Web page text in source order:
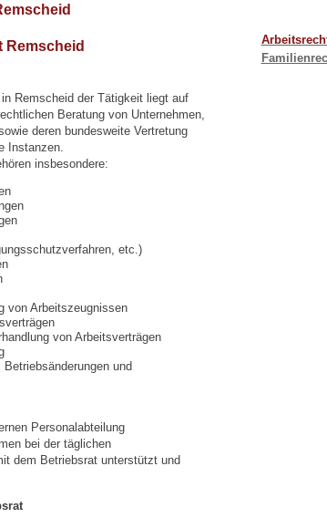
Remscheid
Remscheid der Tätigkeit liegt auf
Beratung von Unternehmen,
deren bundesweite Vertretung
Instanzen.
insbesondere:
etc.)
von Arbeitszeugnissen
von Arbeitsverträgen
und
Personalabteilung
bei der täglichen
dem Betriebsrat unterstützt und